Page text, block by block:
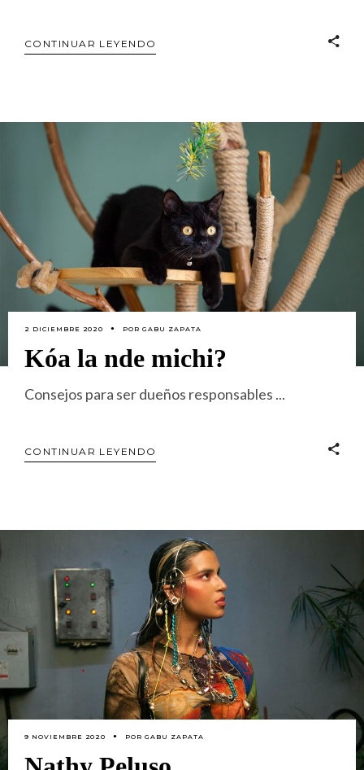
CONTINUAR LEYENDO
2 DICIEMBRE 2020 PORGABU ZAPATA
Kóa la nde michi?
Consejos para ser dueños responsables
CONTINUAR LEYENDO
9 NOVIEMBRE 2020 PORGABU ZAPATA